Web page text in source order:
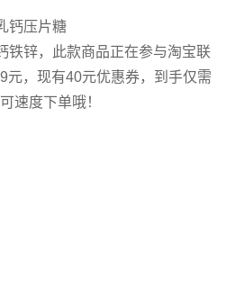
钙压片糖
铁锌，此款商品正在参与淘宝联
元，现有40元优惠券，到手仅需
速度下单哦！